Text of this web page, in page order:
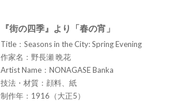
『街の四季』より「春の宵」
Title：Seasons in the City: Spring Evening
作家名：野長瀬 晩花
Artist Name：NONAGASE Banka
技法・材質：顔料、紙
制作年：1916（大正5）